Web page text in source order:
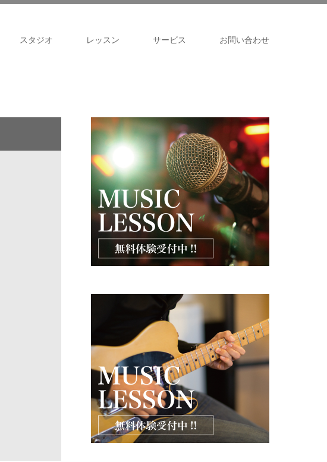
スタジオ レッスン サービス お問い合わせ